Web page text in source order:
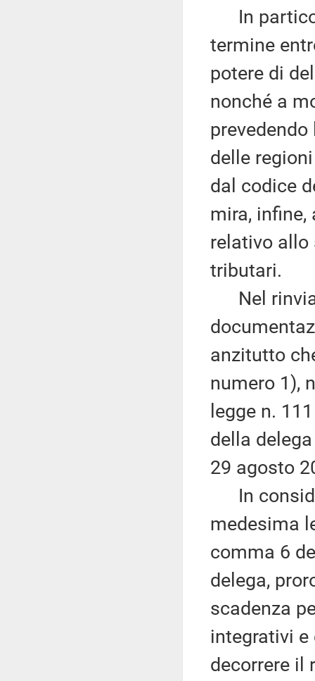
In
termine
potere di
nonché a
delle
dal codice
mira, infine,
relativo
tributari.
Nel
anzitutto
numero 1),
legge n.
della
29 agosto
In
medesima
comma 6
delega,
scadenza
integrativi
decorrere il